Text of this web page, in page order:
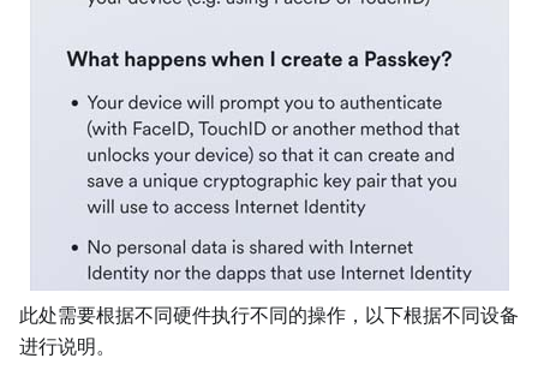
此处需要根据不同硬件执行不同的操作，以下根据不同设备
进行说明。